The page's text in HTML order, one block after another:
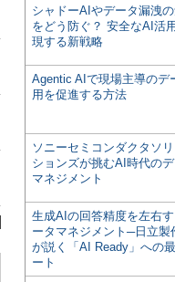
シャドーAIやデータ漏洩
をどう防ぐ？ 安全なAI活
現する新戦略
Agentic AIで現場主導のデ
用を促進する方法
ソニーセミコンダクタソ
ションズが挑むAI時代のデ
マネジメント
生成AIの回答精度を左右
ータマネジメント─日立製
が説く「AI Ready」への
ート